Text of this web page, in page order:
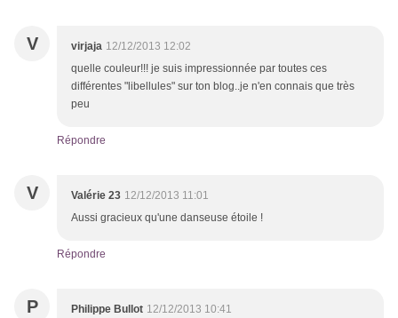
V virjaja 12/12/2013 12:02
quelle couleur!!! je suis impressionnée par toutes ces
différentes "libellules" sur ton blog..je n'en connais que très
peu
Répondre
V Valérie 23 12/12/2013 11:01
Aussi gracieux qu'une danseuse étoile !
Répondre
P Philippe Bullot 12/12/2013 10:41